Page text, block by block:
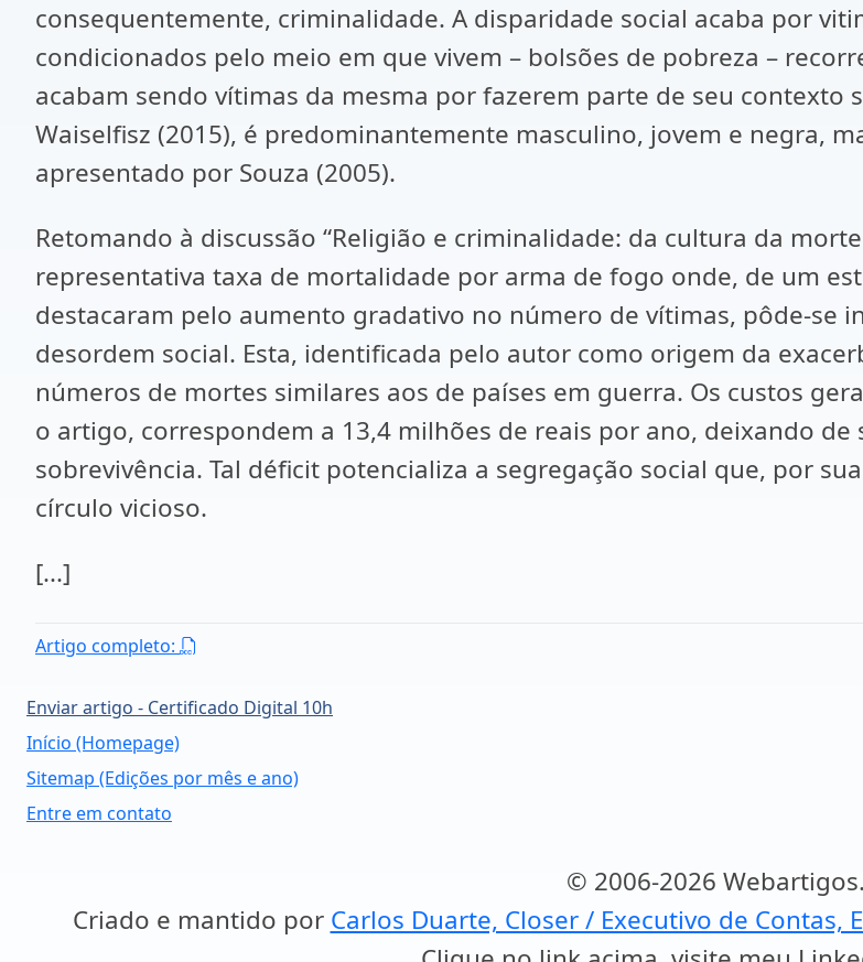
consequentemente, criminalidade. A disparidade social acaba por
condicionados pelo meio em que vivem – bolsões de pobreza –
acabam sendo vítimas da mesma por fazerem parte de seu contexto
Waiselfisz (2015), é predominantemente masculino, jovem e negra,
apresentado por Souza (2005).
Retomando à discussão “Religião e criminalidade: da cultura da
representativa taxa de mortalidade por arma de fogo onde, de um
destacaram pelo aumento gradativo no número de vítimas, pôde-se
desordem social. Esta, identificada pelo autor como origem da
números de mortes similares aos de países em guerra. Os custos
o artigo, correspondem a 13,4 milhões de reais por ano, deixando de
sobrevivência. Tal déficit potencializa a segregação social que, por
círculo vicioso.
[...]
Artigo completo:
Enviar artigo - Certificado Digital 10h
Início (Homepage)
Sitemap (Edições por mês e ano)
Entre em contato
© 2006-2026
Criado e mantido por Carlos Duarte, Closer / Executivo de Contas,